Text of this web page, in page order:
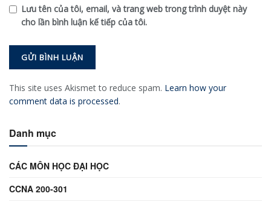
Lưu tên của tôi, email, và trang web trong trình duyệt này
cho lần bình luận kế tiếp của tôi.
This site uses Akismet to reduce spam. Learn how your
comment data is processed.
Danh mục
CÁC MÔN HỌC ĐẠI HỌC
CCNA 200-301